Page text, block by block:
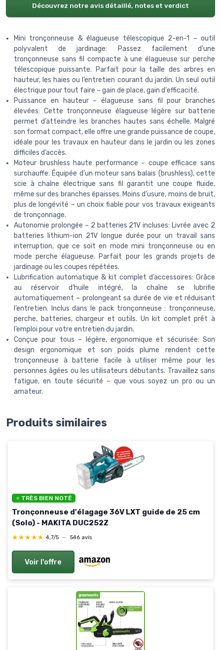
Découvrez notre avis détaillé, notes et verdict
Mini tronçonneuse & élagueuse télescopique 2-en-1 – outil
polyvalent de jardinage: Passez facilement d'une
tronçonneuse sans fil compacte à une élagueuse sur perche
télescopique puissante. Parfait pour la taille des arbres en
hauteur, les haies ou l’entretien courant du jardin. Un seul outil
électrique pour tout faire – gain de place, gain d'efficacité.
Puissance en hauteur – élagueuse sans fil pour branches
élevées: Cette tronçonneuse élagueuse légère sur batterie
permet d’atteindre les branches hautes sans échelle. Malgré
son format compact, elle offre une grande puissance de coupe,
idéale pour les travaux en hauteur dans le jardin ou les zones
difficiles d’accès.
Moteur brushless haute performance – coupe efficace sans
surchauffe: Équipée d’un moteur sans balais (brushless), cette
scie à chaîne électrique sans fil garantit une coupe fluide,
même sur des branches épaisses. Moins d’usure, moins de bruit,
plus de longévité – un choix fiable pour vos travaux exigeants
de tronçonnage.
Autonomie prolongée – 2 batteries 21V incluses: Livrée avec 2
batteries lithium-ion 21V longue durée pour un travail sans
interruption, que ce soit en mode mini tronçonneuse ou en
mode perche élagueuse. Parfait pour les grands projets de
jardinage ou les coupes répétées.
Lubrification automatique & kit complet d’accessoires: Grâce
au réservoir d’huile intégré, la chaîne se lubrifie
automatiquement – prolongeant sa durée de vie et réduisant
l’entretien. Inclus dans le pack tronçonneuse : tronçonneuse,
perche, batteries, chargeur et outils. Un kit complet prêt à
l’emploi pour votre entretien du jardin.
Conçue pour tous – légère, ergonomique et sécurisée: Son
design ergonomique et son poids plume rendent cette
tronçonneuse à batterie facile à utiliser même pour les
personnes âgées ou les utilisateurs débutants. Travaillez sans
fatigue, en toute sécurité – que vous soyez un pro ou un
amateur.
Produits similaires
⭐ TRÈS BIEN NOTÉ
Tronçonneuse d'élagage 36V LXT guide de 25 cm
(Solo) - MAKITA DUC252Z
★★★★★
★★★★★ 4,7/5 — 546 avis
Voir l'offre